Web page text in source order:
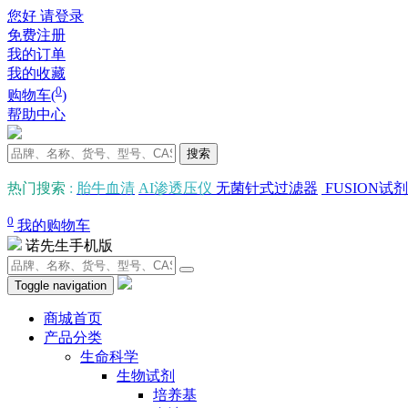
您好 请登录
免费注册
我的订单
我的收藏
购物车(0)
帮助中心
搜索
热门搜索 : 胎牛血清 AI渗透压仪 无菌针式过滤器 FUSION试剂
0 我的购物车
诺先生手机版
Toggle navigation
商城首页
产品分类
生命科学
生物试剂
培养基